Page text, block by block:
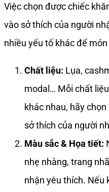
Việc chọn được chiếc
vào sở thích của người
nhiều yếu tố khác để
Chất liệu: Lụa,
modal… Mỗi chất
khác nhau, hãy
sở thích của người
Màu sắc & Họa tiết:
nhẹ nhàng, trang
nhận yêu thích. Nếu